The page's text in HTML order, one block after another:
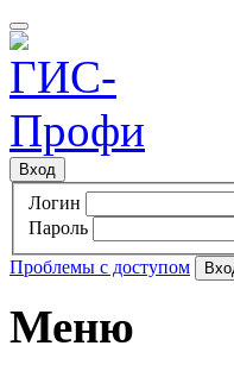
Вход
Логин
Пароль
Проблемы с доступом
Меню